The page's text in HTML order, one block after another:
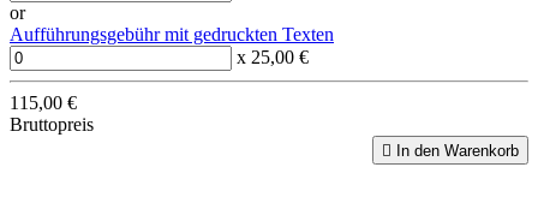
or
Aufführungsgebühr mit gedruckten Texten
x 25,00 €
115,00 €
Bruttopreis
 In den Warenkorb